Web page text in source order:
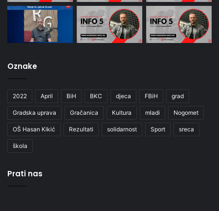
Oznake
2022 April BiH BKC djeca FBiH grad
Gradska uprava Gračanica Kultura mladi Nogomet
OŠ Hasan Kikić Rezultati solidarnost Sport sreca
škola
Prati nas